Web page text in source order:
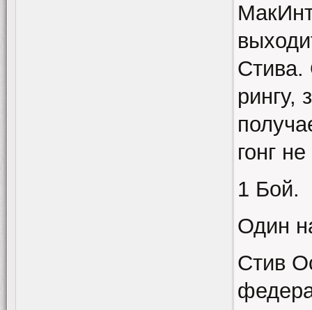
Стива.
рингу,
гонг
1 Бой.
Один
Стив